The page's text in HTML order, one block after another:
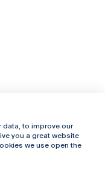
Online
data, to improve our
you a great website
we use open the